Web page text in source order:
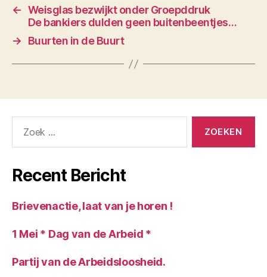
← Weisglas bezwijkt onder Groepddruk
De bankiers dulden geen buitenbeentjes…
→
Buurten in de Buurt
naar:
Recent Bericht
Brievenactie, laat van je horen !
1 Mei * Dag van de Arbeid *
Partij van de Arbeidsloosheid.